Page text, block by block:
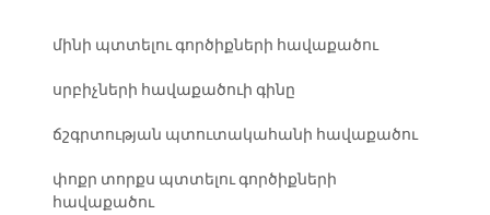
մինի պտտելու գործիքների հավաքածու
սրբիչների հավաքածուի գինը
ճշգրտության պտուտակահանի հավաքածու
փոքր տորքս պտտելու գործիքների
հավաքածու